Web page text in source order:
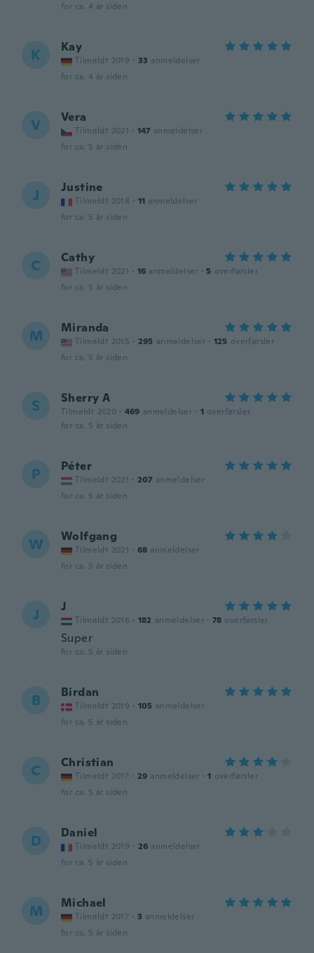
for ca. 4 år siden
K Kay
Tilmeldt 2019 · 33 anmeldelser
for ca. 4 år siden
V Vera
Tilmeldt 2021 · 147 anmeldelser
for ca. 5 år siden
J Justine
Tilmeldt 2018 · 11 anmeldelser
for ca. 5 år siden
C Cathy
Tilmeldt 2021 · 16 anmeldelser · 5 overførsler
for ca. 5 år siden
M Miranda
Tilmeldt 2015 · 295 anmeldelser · 125 overførsler
for ca. 5 år siden
S Sherry A
Tilmeldt 2020 · 469 anmeldelser · 1 overførsler
for ca. 5 år siden
P Péter
Tilmeldt 2021 · 207 anmeldelser
for ca. 5 år siden
W Wolfgang
Tilmeldt 2021 · 68 anmeldelser
for ca. 5 år siden
J J
Tilmeldt 2016 · 182 anmeldelser · 78 overførsler
Super
for ca. 5 år siden
B Birdan
Tilmeldt 2019 · 105 anmeldelser
for ca. 5 år siden
C Christian
Tilmeldt 2017 · 29 anmeldelser · 1 overførsler
for ca. 5 år siden
D Daniel
Tilmeldt 2019 · 26 anmeldelser
for ca. 5 år siden
M Michael
Tilmeldt 2017 · 3 anmeldelser
for ca. 5 år siden